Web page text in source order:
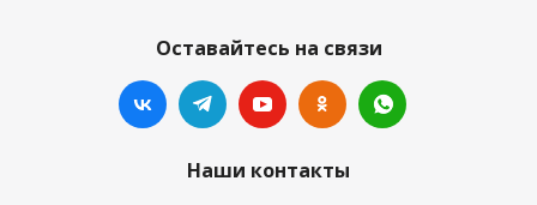
Оставайтесь на связи
Наши контакты